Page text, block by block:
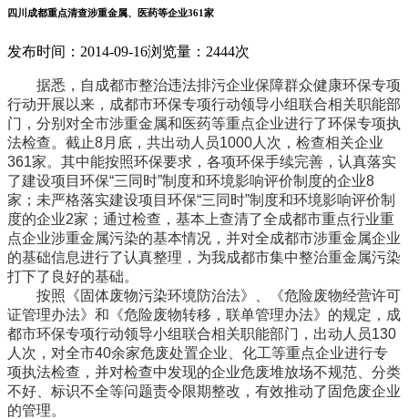
四川成都重点清查涉重金属、医药等企业361家
发布时间：2014-09-16浏览量：2444次
据悉，自成都市整治违法排污企业保障群众健康环保专项
行动开展以来，成都市环保专项行动领导小组联合相关职能部
门，分别对全市涉重金属和医药等重点企业进行了环保专项执
法检查。截止8月底，共出动人员1000人次，检查相关企业
361家。其中能按照环保要求，各项环保手续完善，认真落实
了建设项目环保“三同时”制度和环境影响评价制度的企业8
家；未严格落实建设项目环保“三同时”制度和环境影响评价制
度的企业2家；通过检查，基本上查清了全成都市重点行业重
点企业涉重金属污染的基本情况，并对全成都市涉重金属企业
的基础信息进行了认真整理，为我成都市集中整治重金属污染
打下了良好的基础。
按照《固体废物污染环境防治法》、《危险废物经营许可
证管理办法》和《危险废物转移，联单管理办法》的规定，成
都市环保专项行动领导小组联合相关职能部门，出动人员130
人次，对全市40余家危废处置企业、化工等重点企业进行专
项执法检查，并对检查中发现的企业危废堆放场不规范、分类
不好、标识不全等问题责令限期整改，有效推动了固危废企业
的管理。